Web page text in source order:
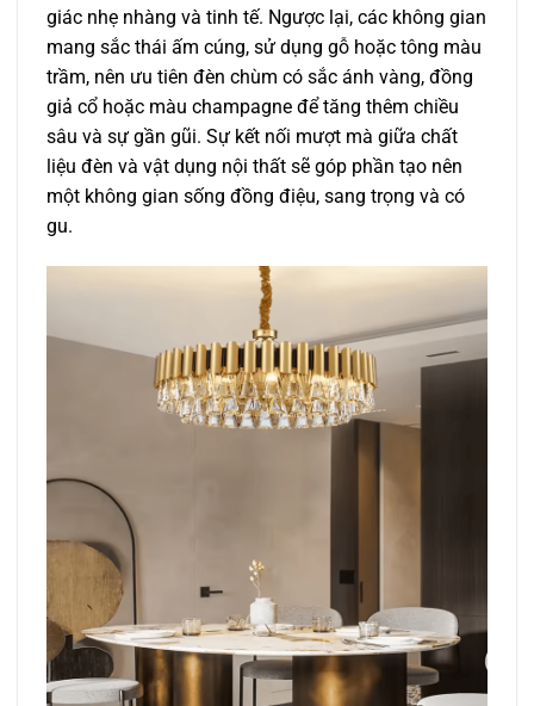
giác nhẹ nhàng và tinh tế. Ngược lại, các không gian
mang sắc thái ấm cúng, sử dụng gỗ hoặc tông màu
trầm, nên ưu tiên đèn chùm có sắc ánh vàng, đồng
giả cổ hoặc màu champagne để tăng thêm chiều
sâu và sự gần gũi. Sự kết nối mượt mà giữa chất
liệu đèn và vật dụng nội thất sẽ góp phần tạo nên
một không gian sống đồng điệu, sang trọng và có
gu.